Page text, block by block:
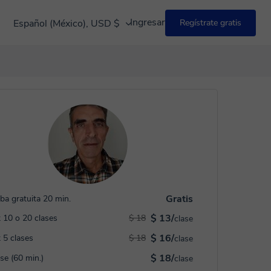
Español (México), USD $ Ingresar Regístrate gratis
gratuita 20 min. Gratis
10 o 20 clases $ 13/clase
$ 18
5 clases
$ 16/clase
$ 18
(60 min.)
$ 18/clase